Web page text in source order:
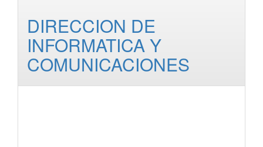
DIRECCION DE
INFORMATICA Y
COMUNICACIONES